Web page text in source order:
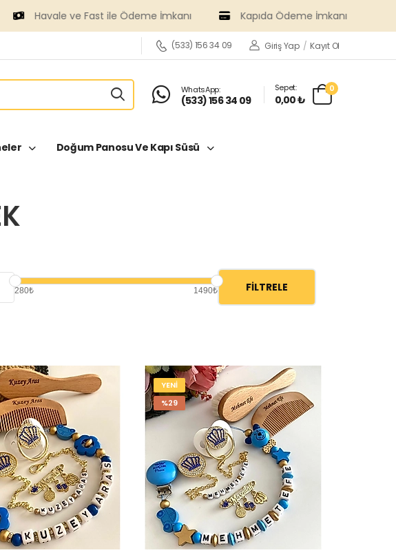
Fast ile Ödeme İmkanı Kapıda Ödeme İmkanı
(533) 156 34 09 Giriş Yap / Kayıt Ol
WhatsApp:
(533) 156 34 09
Sepet:
0,00 ₺
0
Doğum Panosu Ve Kapı Süsü
280₺ 1490₺ FILTRELE
YENİ
%29